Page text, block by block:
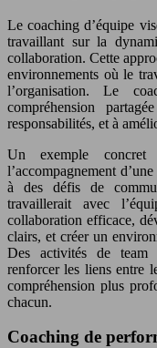
Le coaching d’équipe
travaillant sur la
collaboration. Cette
environnements où le
l’organisation. Le
compréhension
responsabilités, et à
Un exemple concret
l’accompagnement
à des défis de
travaillerait avec
collaboration efficace,
clairs, et créer un
Des activités de team
renforcer les liens entre
compréhension plus
chacun.
Coaching de